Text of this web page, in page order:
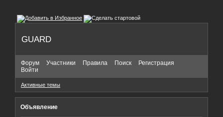
GUARD
Форум Участники Правила Поиск
Регистрация
Войти
Активные темы
Объявление